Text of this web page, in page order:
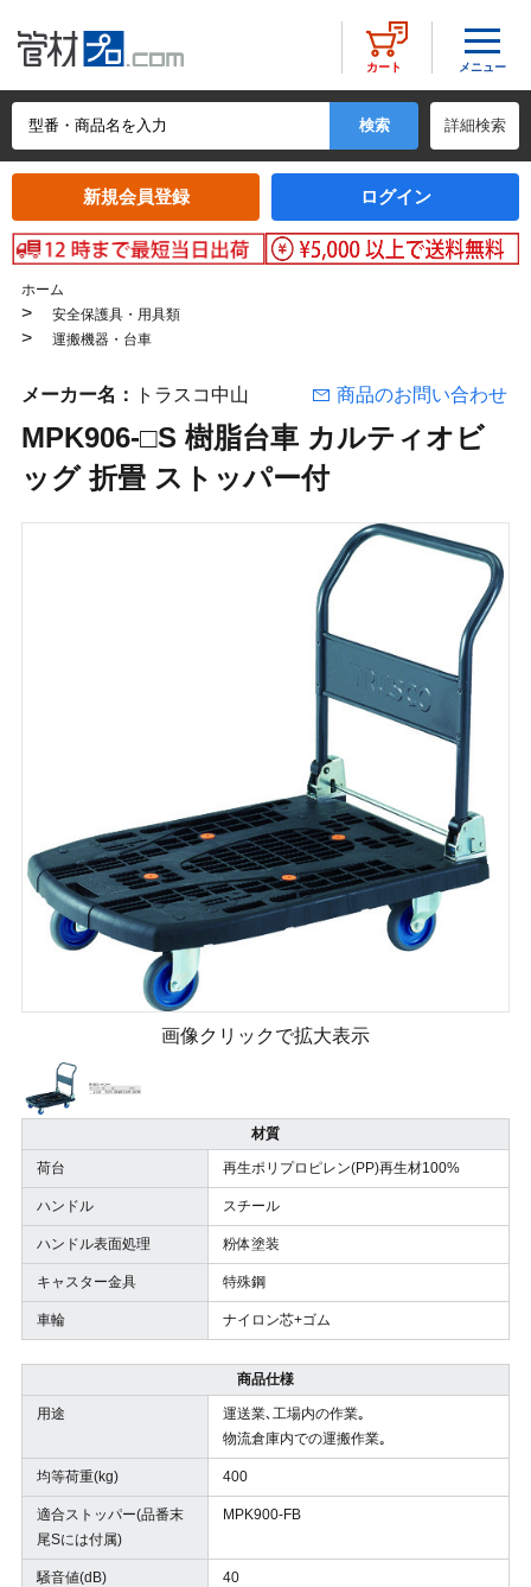
詳細検索
カート
新規会員登録 ログイン
メニュー
ホーム
> 安全保護具・用具類
> 運搬機器・台車
メーカー名： トラスコ中山 商品のお問い合わせ
MPK906-□S 樹脂台車 カルティオビ
ッグ 折畳 ストッパー付
画像クリックで拡大表示
材質
荷台 再生ポリプロピレン(PP)再生材100%
ハンドル スチール
ハンドル表面処理 粉体塗装
キャスター金具 特殊鋼
車輪 ナイロン芯+ゴム
商品仕様
用途
運送業､工場内の作業｡
物流倉庫内での運搬作業｡
均等荷重(kg) 400
適合ストッパー(品番末
尾Sには付属)
MPK900-FB
騒音値(dB) 40